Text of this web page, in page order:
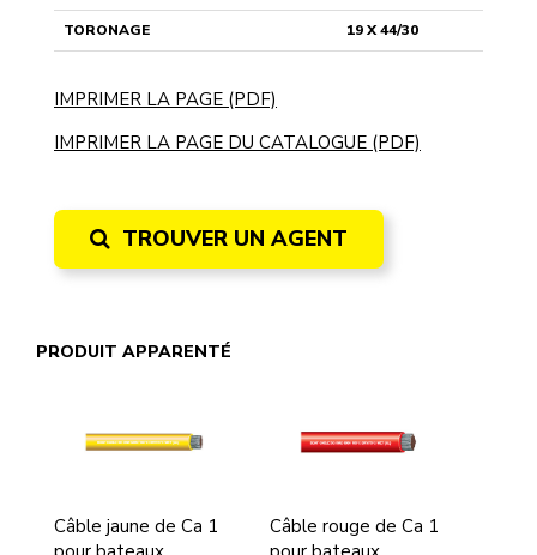
TORONAGE 19 X 44/30
IMPRIMER LA PAGE (PDF)
IMPRIMER LA PAGE DU CATALOGUE (PDF)
TROUVER UN AGENT
PRODUIT APPARENTÉ
Câble jaune de Ca 1
Câble rouge de Ca 1